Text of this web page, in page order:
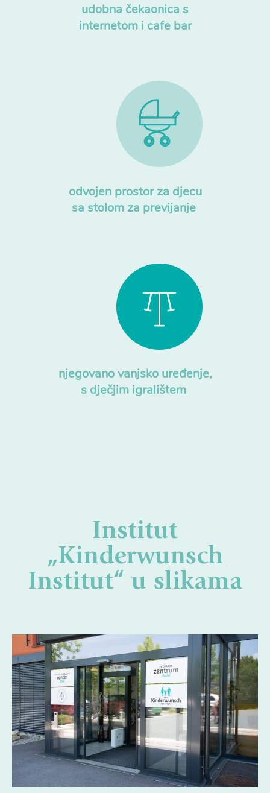
udobna čekaonica s
internetom i cafe bar
odvojen prostor za djecu
sa stolom za previjanje
njegovano vanjsko uređenje,
s dječjim igralištem
Institut
„Kinderwunsch
Institut“ u slikama